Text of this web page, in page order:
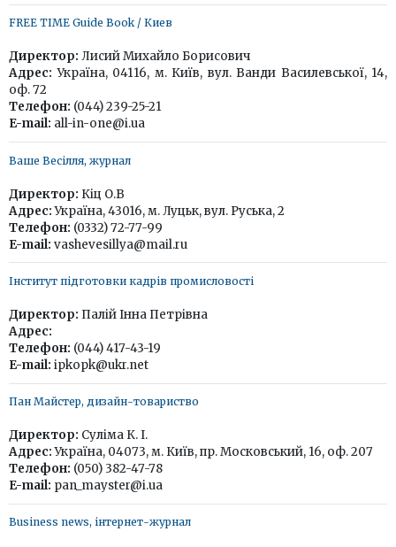
FREE TIME Guide Book / Киев
Директор: Лисий Михайло Борисович
Адрес: Україна, 04116, м. Київ, вул. Ванди Василевської, 14,
оф. 72
Телефон: (044) 239-25-21
E-mail: all-in-one@i.ua
Ваше Весілля, журнал
Директор: Кіц О.В
Адрес:Україна, 43016, м. Луцьк, вул. Руська, 2
Телефон: (0332) 72-77-99
E-mail: vashevesillya@mail.ru
Інститут підготовки кадрів промисловості
Директор: Палій Інна Петрівна
Адрес:
Телефон: (044) 417-43-19
E-mail: ipkopk@ukr.net
Пан Майстер, дизайн-товариство
Директор: Суліма К. І.
Адрес:Україна, 04073, м. Київ, пр. Московський, 16, оф. 207
Телефон: (050) 382-47-78
E-mail: pan_mayster@i.ua
Business news, інтернет-журнал